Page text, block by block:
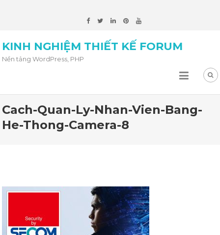
KINH NGHIỆM THIẾT KẾ FORUM
Nền tảng WordPress, PHP
Cach-Quan-Ly-Nhan-Vien-Bang-
He-Thong-Camera-8